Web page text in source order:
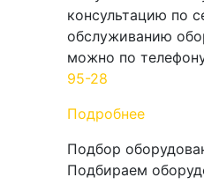
консультацию по
обслуживанию
можно по
95-28
Подробнее
Подбор
Подбираем